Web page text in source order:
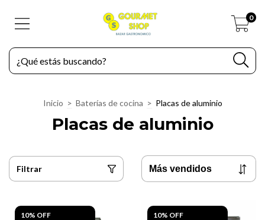
0
Inicio > Baterías de cocina > Placas de aluminio
Placas de aluminio
Filtrar
10% OFF 10% OFF